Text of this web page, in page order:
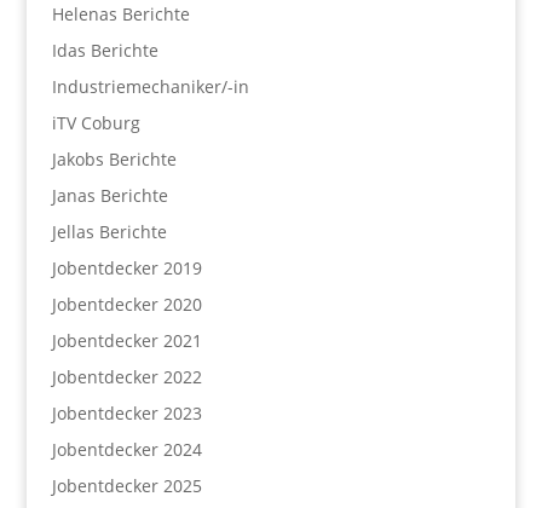
Helenas Berichte
Idas Berichte
Industriemechaniker/-in
iTV Coburg
Jakobs Berichte
Janas Berichte
Jellas Berichte
Jobentdecker 2019
Jobentdecker 2020
Jobentdecker 2021
Jobentdecker 2022
Jobentdecker 2023
Jobentdecker 2024
Jobentdecker 2025